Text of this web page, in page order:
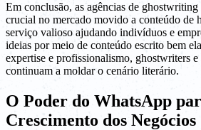
Em conclusão, as agências de ghostwriting
crucial no mercado movido a conteúdo de
serviço valioso ajudando indivíduos e
ideias por meio de conteúdo escrito bem
expertise e profissionalismo, ghostwriters
continuam a moldar o cenário literário.
O Poder do WhatsApp
Crescimento dos Negócios